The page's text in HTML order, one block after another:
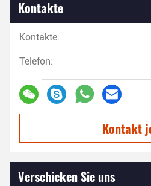
Kontakte
Kontakte:
Telefon:
Kontakt
Verschicken Sie uns